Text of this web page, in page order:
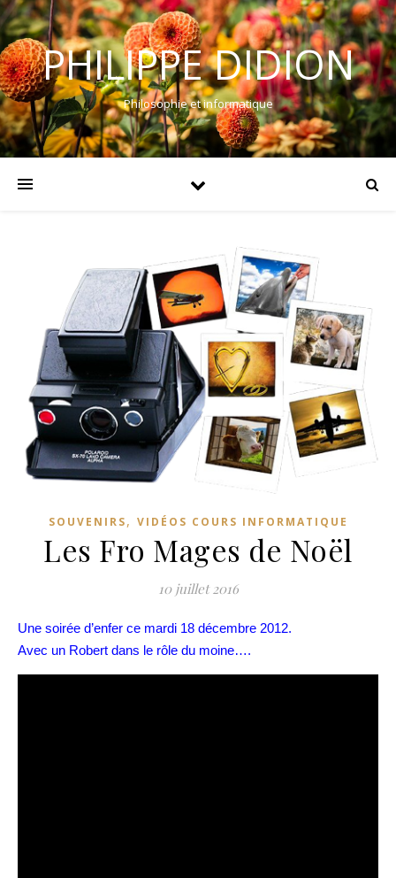
PHILIPPE DIDION
Philosophie et informatique
SOUVENIRS, VIDÉOS COURS INFORMATIQUE
Les Fro Mages de Noël
10 juillet 2016
Une soirée d’enfer ce mardi 18 décembre 2012.
Avec un Robert dans le rôle du moine….